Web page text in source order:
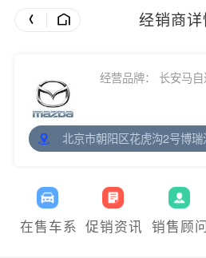
经销商
经营品牌： 长安马
北京市朝阳区花虎沟2号博
在售车系 促销资讯 销售顾